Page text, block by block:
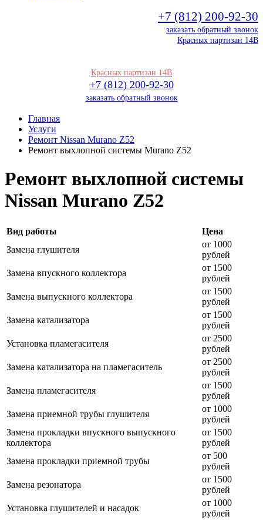
+7 (812) 200-92-30
заказать обратный звонок
Красных партизан 14В
Красных партизан 14В
+7 (812) 200-92-30
заказать обратный звонок
Главная
Услуги
Ремонт Nissan Murano Z52
Ремонт выхлопной системы Murano Z52
Ремонт выхлопной системы
Nissan Murano Z52
Вид работы
Цена
Замена глушителя
от 1000
рублей
Замена впускного коллектора
от 1500
рублей
Замена выпускного коллектора
от 1500
рублей
Замена катализатора
от 1500
рублей
Установка пламегасителя
от 2500
рублей
Замена катализатора на пламегаситель
от 2500
рублей
Замена пламегасителя
от 1500
рублей
Замена приемной трубы глушителя
от 1000
рублей
Замена прокладки впускного выпускного
коллектора
от 1500
рублей
Замена прокладки приемной трубы
от 500
рублей
Замена резонатора
от 1500
рублей
Установка глушителей и насадок
от 1000
рублей